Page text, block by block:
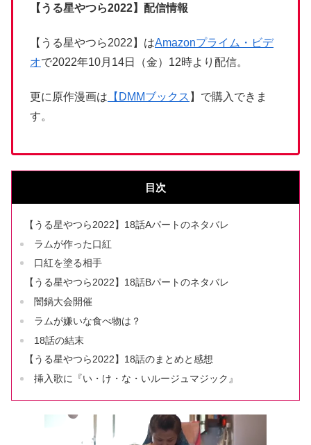
【うる星やつら2022】 配信情報
【うる星やつら2022】はAmazonプライム・ビデ
オで2022年10月14日（金）12時より配信。
更に原作漫画は 【 DMMブックス 】で購入できま
す。
目次
【うる星やつら2022】18話Aパートのネタバレ
ラムが作った口紅
口紅を塗る相手
【うる星やつら2022】18話Bパートのネタバレ
闇鍋大会開催
ラムが嫌いな食べ物は？
18話の結末
【うる星やつら2022】18話のまとめと感想
挿入歌に『い・け・な・いルージュマジック』